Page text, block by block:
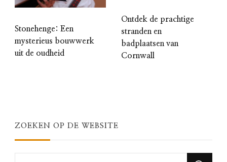
Stonehenge: Een
mysterieus bouwwerk
uit de oudheid
Ontdek de prachtige
stranden en
badplaatsen van
Cornwall
ZOEKEN OP DE WEBSITE